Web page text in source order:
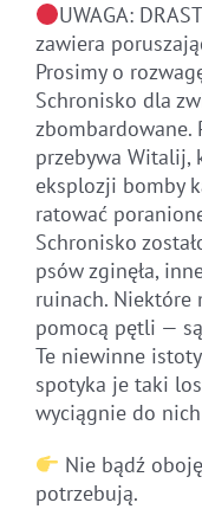
UWAGA:
zawiera
Prosimy o
Schronisko dla
zbombardowane.
przebywa Witalij,
eksplozji bomby
ratować
Schronisko
psów zginęła,
ruinach. Niektóre
pomocą pętli —
Te niewinne
spotyka je taki
wyciągnie do
Nie bądź
potrzebują.